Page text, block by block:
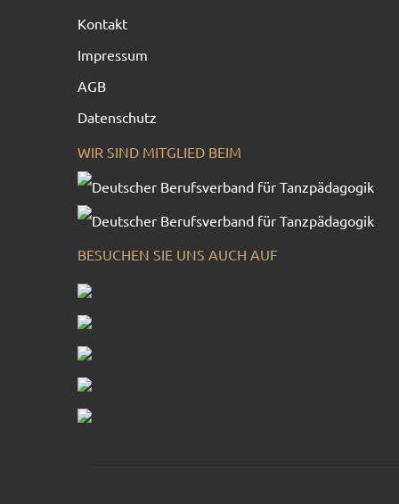
Kontakt
Impressum
AGB
Datenschutz
WIR SIND MITGLIED BEIM
BESUCHEN SIE UNS AUCH AUF